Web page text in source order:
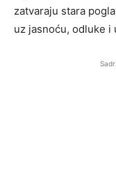
zatvaraju stara
uz jasnoću, odluke i